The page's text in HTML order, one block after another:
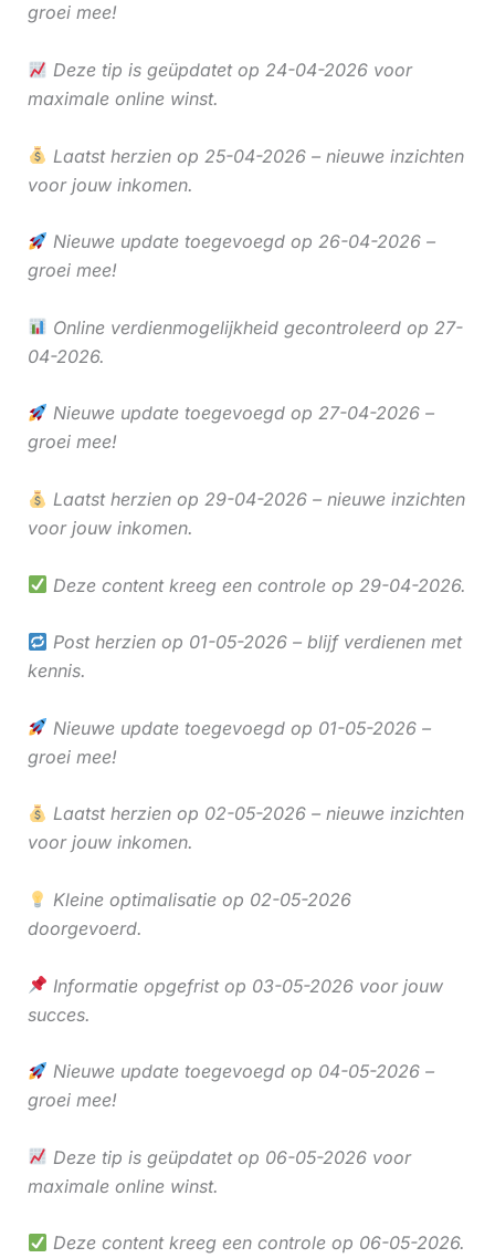
groei mee!
Deze tip is geüpdatet op 24-04-2026 voor
maximale online winst.
Laatst herzien op 25-04-2026 – nieuwe inzichten
voor jouw inkomen.
Nieuwe update toegevoegd op 26-04-2026 –
groei mee!
Online verdienmogelijkheid gecontroleerd op 27-
04-2026.
Nieuwe update toegevoegd op 27-04-2026 –
groei mee!
Laatst herzien op 29-04-2026 – nieuwe inzichten
voor jouw inkomen.
Deze content kreeg een controle op 29-04-2026.
Post herzien op 01-05-2026 – blijf verdienen met
kennis.
Nieuwe update toegevoegd op 01-05-2026 –
groei mee!
Laatst herzien op 02-05-2026 – nieuwe inzichten
voor jouw inkomen.
Kleine optimalisatie op 02-05-2026
doorgevoerd.
Informatie opgefrist op 03-05-2026 voor jouw
succes.
Nieuwe update toegevoegd op 04-05-2026 –
groei mee!
Deze tip is geüpdatet op 06-05-2026 voor
maximale online winst.
Deze content kreeg een controle op 06-05-2026.